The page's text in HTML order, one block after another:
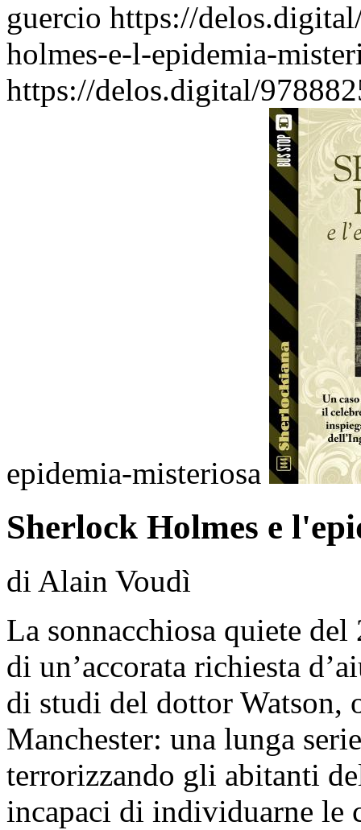
guercio https://
holmes-e-l-epidemia-
https://delos.digital/
epidemia-misteriosa
Sherlock Holmes e
di Alain Voudì
La sonnacchiosa quiete
di un’accorata richiesta
di studi del dottor Watson,
Manchester: una lunga
terrorizzando gli abitanti
incapaci di individuarne le